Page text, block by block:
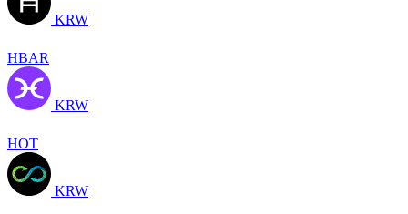
KRW
HBAR
KRW
HOT
KRW